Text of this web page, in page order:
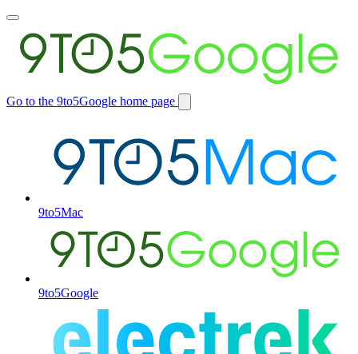
Toggle
main
menu
Go to the 9to5Google home page
Switch
9to5Mac
9to5Google